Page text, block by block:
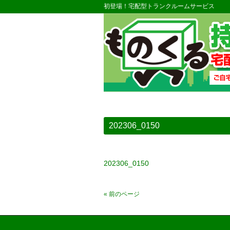
初登場！宅配型トランクルームサービス
202306_0150
202306_0150
« 前のページ